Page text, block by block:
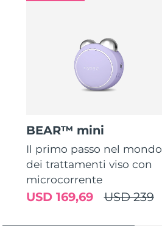
BEAR™ mini
Il primo passo nel mondo
dei trattamenti viso con
microcorrente
USD 239
USD 169,69